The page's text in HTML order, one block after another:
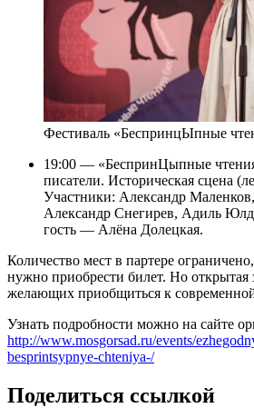
Фестиваль «БеспринцЫпные
19:00 — «БеспринЦыпные
писатели. Историческая сцена
Участники: Александр
Александр Снегирев, Адиль
гость — Алёна Долецкая.
Количество мест в партере
нужно приобрести билет. Но открытая
желающих приобщиться к
Узнать подробности можно на сайте
http://www.mosgorsad.ru/events/
besprintsypnye-chteniya-/
Поделиться ссылкой